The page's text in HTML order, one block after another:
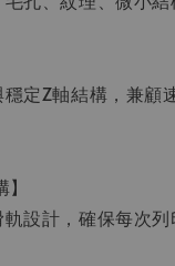
定Z軸結構，兼顧
設計，確保每次列